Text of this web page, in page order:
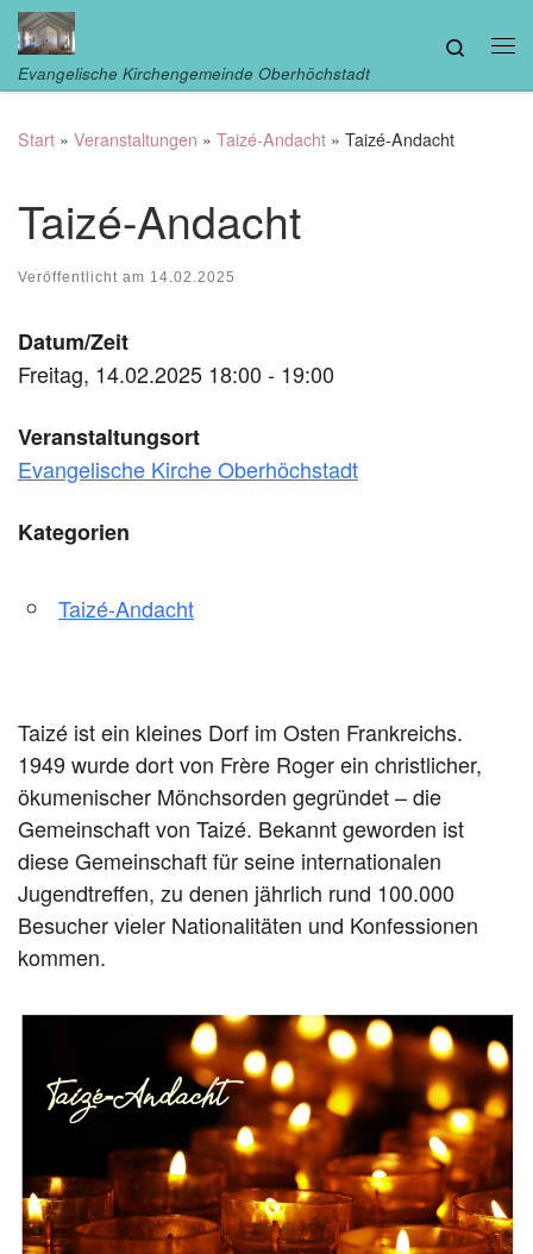
Zum Inhalt springen
Evangelische Kirchengemeinde Oberhöchstadt
Search
Start » Veranstaltungen » Taizé-Andacht » Taizé-Andacht
Taizé-Andacht
Veröffentlicht am 14.02.2025
Datum/Zeit
Freitag, 14.02.2025 18:00 - 19:00
Veranstaltungsort
Evangelische Kirche Oberhöchstadt
Kategorien
Taizé-Andacht
Taizé ist ein kleines Dorf im Osten Frankreichs.
1949 wurde dort von Frère Roger ein christlicher,
ökumenischer Mönchsorden gegründet – die
Gemeinschaft von Taizé. Bekannt geworden ist
diese Gemeinschaft für seine internationalen
Jugendtreffen, zu denen jährlich rund 100.000
Besucher vieler Nationalitäten und Konfessionen
kommen.